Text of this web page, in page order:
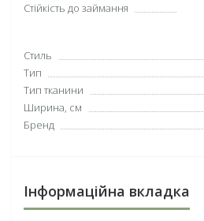
Стійкість до займання
Стиль
Тип
Тип тканини
Ширина, см
Бренд
Інформаційна вкладка